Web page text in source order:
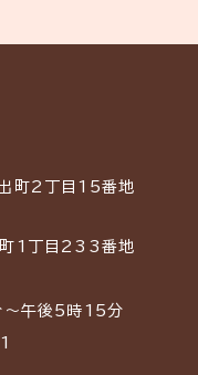
町2丁目15番地
町1丁目233番地
午後5時15分